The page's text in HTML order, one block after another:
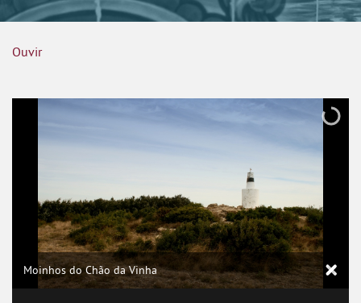
Ouvir
Moinhos do Chão da Vinha